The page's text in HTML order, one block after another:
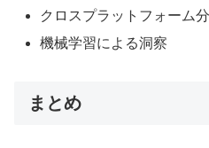
クロスプラットフォーム
機械学習による洞察
まとめ